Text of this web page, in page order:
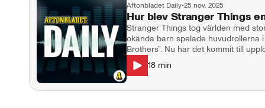
Aftonbladet Daily•25 nov. 2025
Hur blev Stranger Things
Stranger Things tog världen med
okända barn spelade huvudrollerna
Brothers”. Nu har det kommit till
och sista säsongen av
största serier och har haft stor
600 miljoner kronor, så
18 min